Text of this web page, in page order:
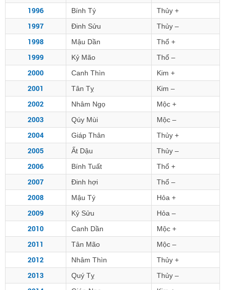
1996 Bính Tý Thủy +
1997 Đinh Sửu Thủy –
1998 Mậu Dần Thổ +
1999 Kỷ Mão Thổ –
2000 Canh Thìn Kim +
2001 Tân Tỵ Kim –
2002 Nhâm Ngọ Mộc +
2003 Qúy Mùi Mộc –
2004 Giáp Thân Thủy +
2005 Ất Dậu Thủy –
2006 Bính Tuất Thổ +
2007 Đinh hợi Thổ –
2008 Mậu Tý Hỏa +
2009 Kỷ Sửu Hỏa –
2010 Canh Dần Mộc +
2011 Tân Mão Mộc –
2012 Nhâm Thìn Thủy +
2013 Quý Tỵ Thủy –